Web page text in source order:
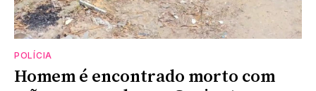
POLÍCIA
Homem é encontrado morto com